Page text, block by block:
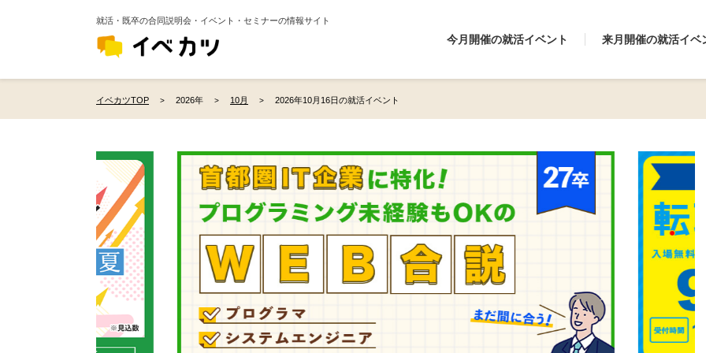
就活・既卒の合同説明会・イベント・セミナーの情報サイト
今月開催の就活イベント 来月開催の就活イベ
イベカツTOP 2026年 10月 2026年10月16日の就活イベント